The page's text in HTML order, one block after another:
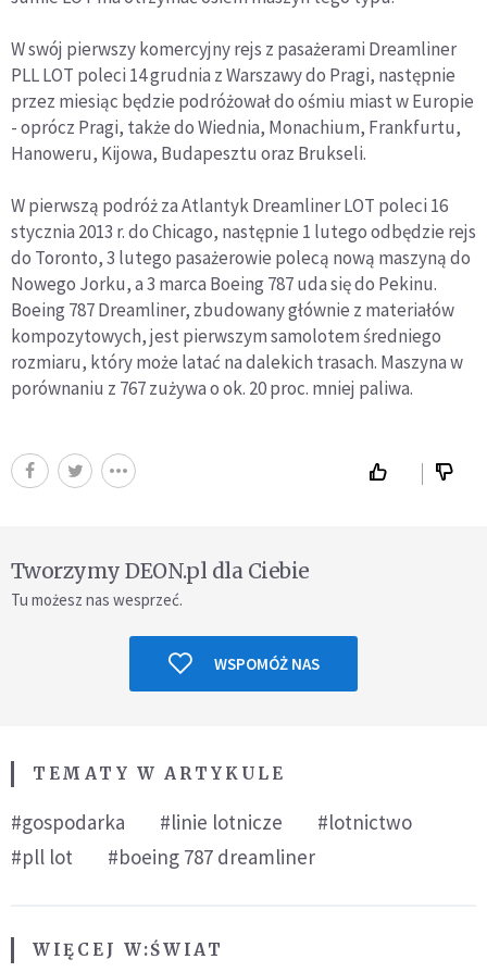
W swój pierwszy komercyjny rejs z pasażerami Dreamliner
PLL LOT poleci 14 grudnia z Warszawy do Pragi, następnie
przez miesiąc będzie podróżował do ośmiu miast w Europie
- oprócz Pragi, także do Wiednia, Monachium, Frankfurtu,
Hanoweru, Kijowa, Budapesztu oraz Brukseli.
W pierwszą podróż za Atlantyk Dreamliner LOT poleci 16
stycznia 2013 r. do Chicago, następnie 1 lutego odbędzie rejs
do Toronto, 3 lutego pasażerowie polecą nową maszyną do
Nowego Jorku, a 3 marca Boeing 787 uda się do Pekinu.
Boeing 787 Dreamliner, zbudowany głównie z materiałów
kompozytowych, jest pierwszym samolotem średniego
rozmiaru, który może latać na dalekich trasach. Maszyna w
porównaniu z 767 zużywa o ok. 20 proc. mniej paliwa.
Tworzymy DEON.pl dla Ciebie
Tu możesz nas wesprzeć.
WSPOMÓŻ NAS
TEMATY W ARTYKULE
#gospodarka #linie lotnicze
#lotnictwo
#pll lot
#boeing 787 dreamliner
WIĘCEJ W:ŚWIAT